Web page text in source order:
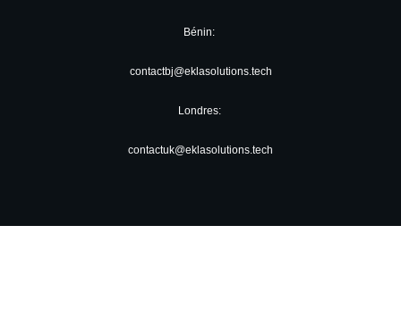
Bénin:
contactbj@eklasolutions.tech
Londres:
contactuk@eklasolutions.tech